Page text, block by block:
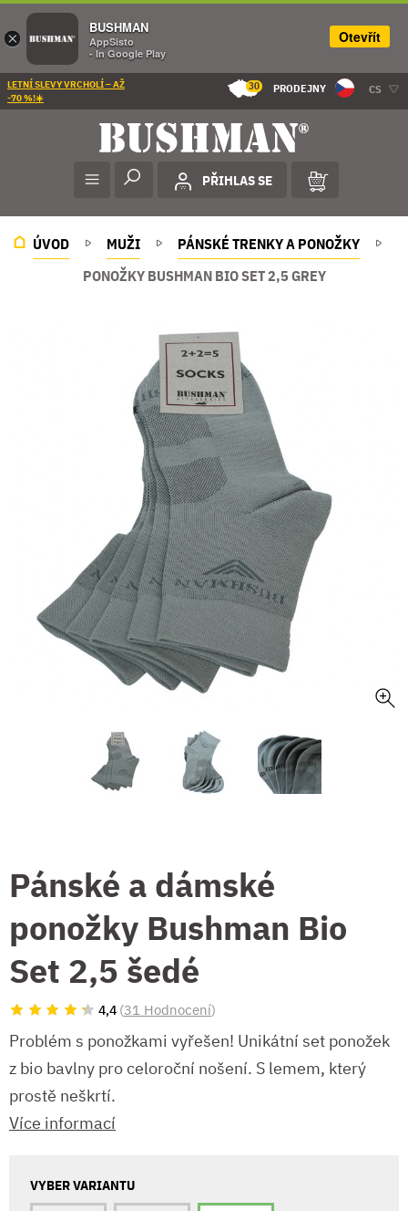
LETNÍ SLEVY VRCHOLÍ – AŽ
-70 %!☀️
30 PRODEJNY CS
PŘIHLAS SE
ÚVOD MUŽI
PÁNSKÉ TRENKY A PONOŽKY
PONOŽKY BUSHMAN BIO SET 2,5 GREY
Pánské a dámské
ponožky Bushman Bio
Set 2,5 šedé
4,4 (31 Hodnocení)
Problém s ponožkami vyřešen! Unikátní set ponožek
z bio bavlny pro celoroční nošení. S lemem, který
prostě neškrtí.
Více informací
VYBER VARIANTU
×
BUSHMAN
AppSisto
- In Google Play
Otevřít